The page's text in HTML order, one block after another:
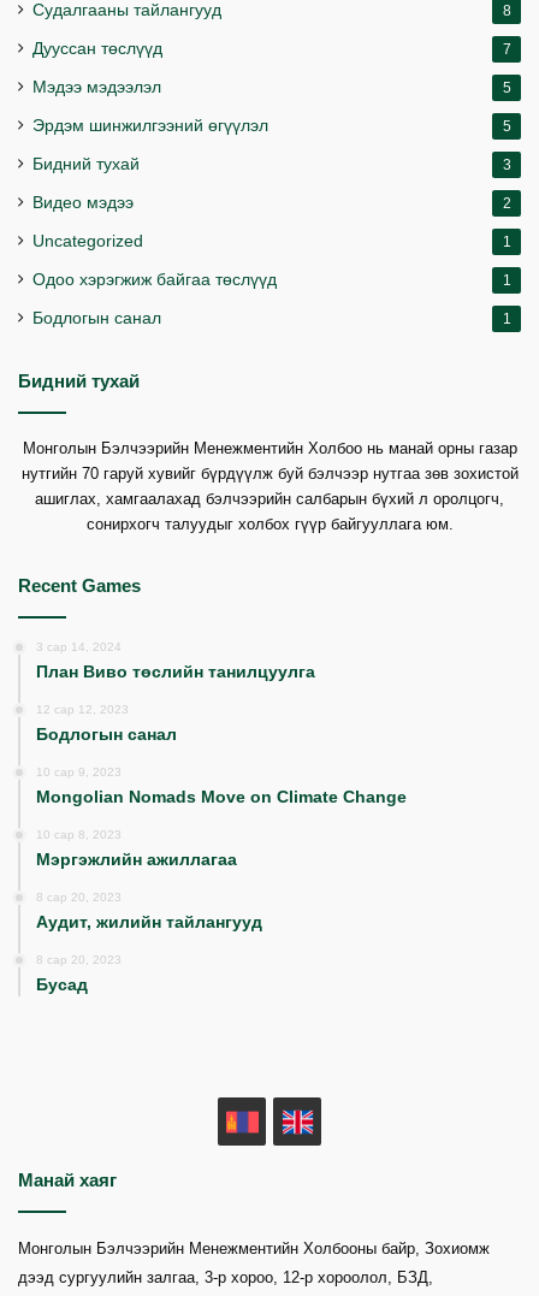
Судалгааны тайлангууд 8
Дууссан төслүүд 7
Мэдээ мэдээлэл 5
Эрдэм шинжилгээний өгүүлэл 5
Бидний тухай 3
Видео мэдээ 2
Uncategorized 1
Одоо хэрэгжиж байгаа төслүүд 1
Бодлогын санал 1
Бидний тухай
Монголын Бэлчээрийн Менежментийн Холбоо нь манай орны газар
нутгийн 70 гаруй хувийг бүрдүүлж буй бэлчээр нутгаа зөв зохистой
ашиглах, хамгаалахад бэлчээрийн салбарын бүхий л оролцогч,
сонирхогч талуудыг холбох гүүр байгууллага юм.
Recent Games
3 сар 14, 2024
План Виво төслийн танилцуулга
12 сар 12, 2023
Бодлогын санал
10 сар 9, 2023
Mongolian Nomads Move on Climate Change
10 сар 8, 2023
Мэргэжлийн ажиллагаа
8 сар 20, 2023
Аудит, жилийн тайлангууд
8 сар 20, 2023
Бусад
MN
Манай хаяг
Монголын Бэлчээрийн Менежментийн Холбооны байр, Зохиомж
дээд сургуулийн залгаа, 3-р хороо, 12-р хороолол, БЗД,